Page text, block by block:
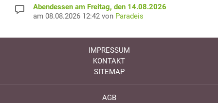
Abendessen am Freitag, den 14.08.2026
am 08.08.2026 12:42 von Paradeis
IMPRESSUM
KONTAKT
SITEMAP
AGB